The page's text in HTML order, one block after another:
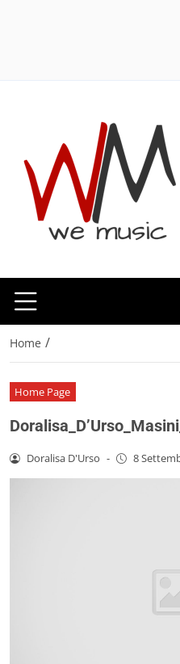
Home /
Home Page
Doralisa D'Urso - 8